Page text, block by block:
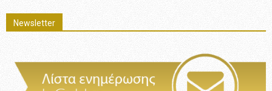
Newsletter